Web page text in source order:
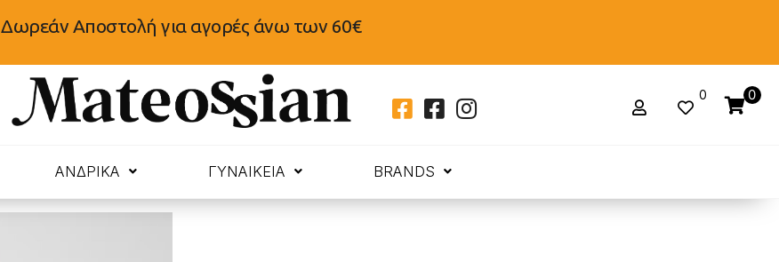
Δωρεάν Αποστολή για αγορές άνω των 60€
0 0
ΑΝΔΡΙΚΑ ΓΥΝΑΙΚΕΙΑ BRANDS